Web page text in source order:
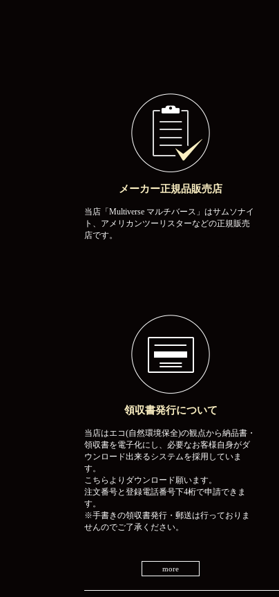
メーカー正規品販売店
当店「Multiverse マルチバース」はサムソナイ
ト、アメリカンツーリスターなどの正規販売
店です。
領収書発行について
当店はエコ(自然環境保全)の観点から納品書・
領収書を電子化にし、必要なお客様自身がダ
ウンロード出来るシステムを採用していま
す。
こちらよりダウンロード願います。
注文番号と登録電話番号下4桁で申請できま
す。
※手書きの領収書発行・郵送は行っておりま
せんのでご了承ください。
more